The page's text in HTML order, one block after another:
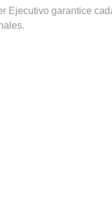
Ejecutivo garantice